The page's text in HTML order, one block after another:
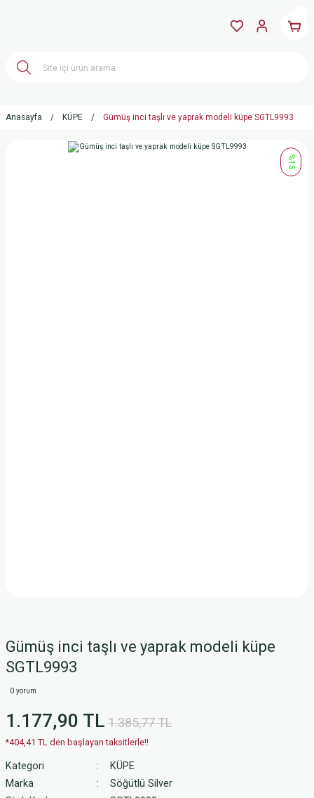
Anasayfa KÜPE Gümüş inci taşlı ve yaprak modeli küpe SGTL9993
%15
Gümüş inci taşlı ve yaprak modeli küpe
SGTL9993
0 yorum
1.177,90 TL 1.385,77 TL
*404,41 TL den başlayan taksitlerle!!
Kategori
KÜPE
Marka
Söğütlü Silver